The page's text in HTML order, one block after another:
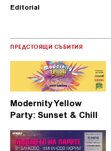
Editorial
ПРЕДСТОЯЩИ СЪБИТИЯ
Modernity Yellow
Party: Sunset & Chill